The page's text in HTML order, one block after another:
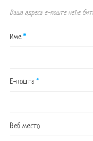
Ваша адреса е-поште неће
Име *
Е-пошта *
Веб место